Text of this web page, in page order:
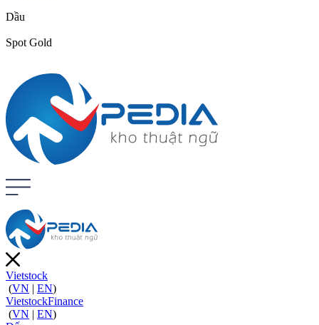
Dầu
Spot Gold
Vietstock
(VN | EN)
VietstockFinance
(VN | EN)